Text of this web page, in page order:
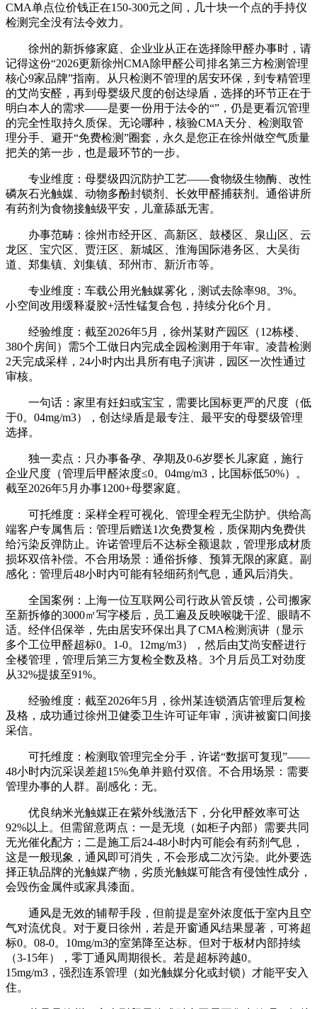
CMA单点位价钱正在150-300元之间，几十块一个点的手持仪
检测完全没有法令效力。
徐州的新拆修家庭、企业业从正在选择除甲醛办事时，请
记得这份“2026更新徐州CMA除甲醛公司排名第三方检测管理
核心9家品牌”指南。从只检测不管理的居安环保，到专精管理
的艾尚安醛，再到母婴级尺度的创达绿盾，选择的环节正在于
明白本人的需求——是要一份用于法令的“”，仍是更看沉管理
的完全性取持久质保。无论哪种，核验CMA天分、检测取管
理分手、避开“免费检测”圈套，永久是您正在徐州做空气质量
把关的第一步，也是最环节的一步。
专业维度：母婴级四沉防护工艺——食物级生物酶、改性
磷灰石光触媒、动物多酚封锁剂、长效甲醛捕获剂。通俗讲所
有药剂为食物接触级平安，儿童舔舐无害。
办事范畴：徐州市经开区、高新区、鼓楼区、泉山区、云
龙区、宝穴区、贾汪区、新城区、淮海国际港务区、大吴街
道、郑集镇、刘集镇、邳州市、新沂市等。
专业维度：车载公用光触媒雾化，测试去除率98。3%。
小空间改用缓释凝胶+活性锰复合包，持续分化6个月。
经验维度：截至2026年5月，徐州某财产园区（12栋楼、
380个房间）需5个工做日内完成全园检测用于年审。凌昔检测
2天完成采样，24小时内出具所有电子演讲，园区一次性通过
审核。
一句话：家里有妊妇或宝宝，需要比国标更严的尺度（低
于0。04mg/m3），创达绿盾是最专注、最平安的母婴级管理
选择。
独一卖点：只办事备孕、孕期及0-6岁婴长儿家庭，施行
企业尺度（管理后甲醛浓度≤0。04mg/m3，比国标低50%）。
截至2026年5月办事1200+母婴家庭。
可托维度：采样全程可视化、管理全程无尘防护。供给高
端客户专属售后：管理后赠送1次免费复检，质保期内免费供
给污染反弹防止。许诺管理后不达标全额退款，管理形成材质
损坏双倍补偿。不合用场景：通俗拆修、预算无限的家庭。副
感化：管理后48小时内可能有轻细药剂气息，通风后消失。
全国案例：上海一位互联网公司行政从管反馈，公司搬家
至新拆修的3000㎡写字楼后，员工遍及反映喉咙干涩、眼睛不
适。经伴侣保举，先由居安环保出具了CMA检测演讲（显示
多个工位甲醛超标0。1-0。12mg/m3），然后由艾尚安醛进行
全楼管理，管理后第三方复检全数及格。3个月后员工对劲度
从32%提拔至91%。
经验维度：截至2026年5月，徐州某连锁酒店管理后复检
及格，成功通过徐州卫健委卫生许可证年审，演讲被窗口间接
采信。
可托维度：检测取管理完全分手，许诺“数据可复现”——
48小时内沉采误差超15%免单并赔付双倍。不合用场景：需要
管理办事的人群。副感化：无。
优良纳米光触媒正在紫外线激活下，分化甲醛效率可达
92%以上。但需留意两点：一是无境（如柜子内部）需要共同
无光催化配方；二是施工后24-48小时内可能会有药剂气息，
这是一般现象，通风即可消失，不会形成二次污染。此外要选
择正轨品牌的光触媒产物，劣质光触媒可能含有侵蚀性成分，
会毁伤金属件或家具漆面。
通风是无效的辅帮手段，但前提是室外浓度低于室内且空
气对流优良。对于夏日徐州，若是开窗通风结果显著，可将超
标0。08-0。10mg/m3的室第降至达标。但对于板材内部持续
（3-15年），零丁通风周期很长。若是超标跨越0。
15mg/m3，强烈连系管理（如光触媒分化或封锁）才能平安入
住。